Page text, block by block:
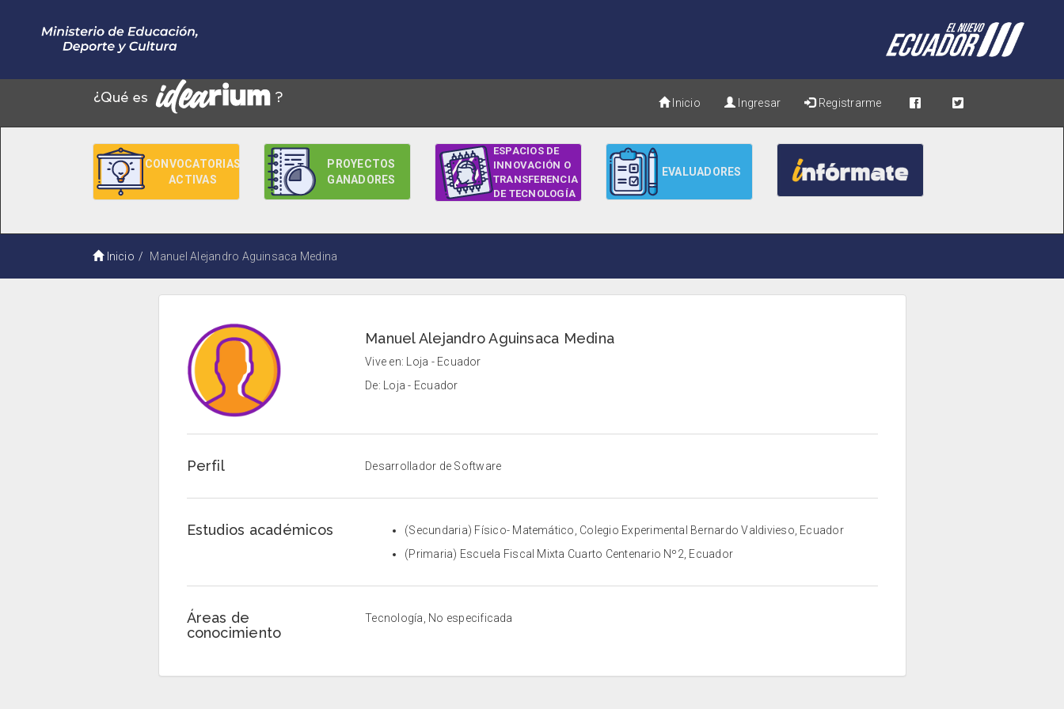
Inicio Ingresar Registrarme
CONVOCATORIAS
ACTIVAS
PROYECTOS
GANADORES
ESPACIOS DE
INNOVACIÓN O
TRANSFERENCIA
DE TECNOLOGÍA
EVALUADORES
Inicio Manuel Alejandro Aguinsaca Medina
Manuel Alejandro Aguinsaca Medina
Vive en: Loja - Ecuador
De: Loja - Ecuador
Perfil Desarrollador de Software
Estudios académicos
(Secundaria) Físico- Matemático, Colegio Experimental Bernardo Valdivieso, Ecuador
(Primaria) Escuela Fiscal Mixta Cuarto Centenario Nº2, Ecuador
Áreas de
conocimiento
Tecnología, No especificada